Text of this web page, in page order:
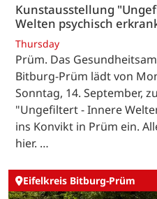
Kunstausstellung
Welten psychisch
Thursday
Prüm. Das
Bitburg-Prüm lädt von
Sonntag, 14. September,
"Ungefiltert - Innere
ins Konvikt in Prüm ein.
hier. …
Eifelkreis Bitburg-Prüm